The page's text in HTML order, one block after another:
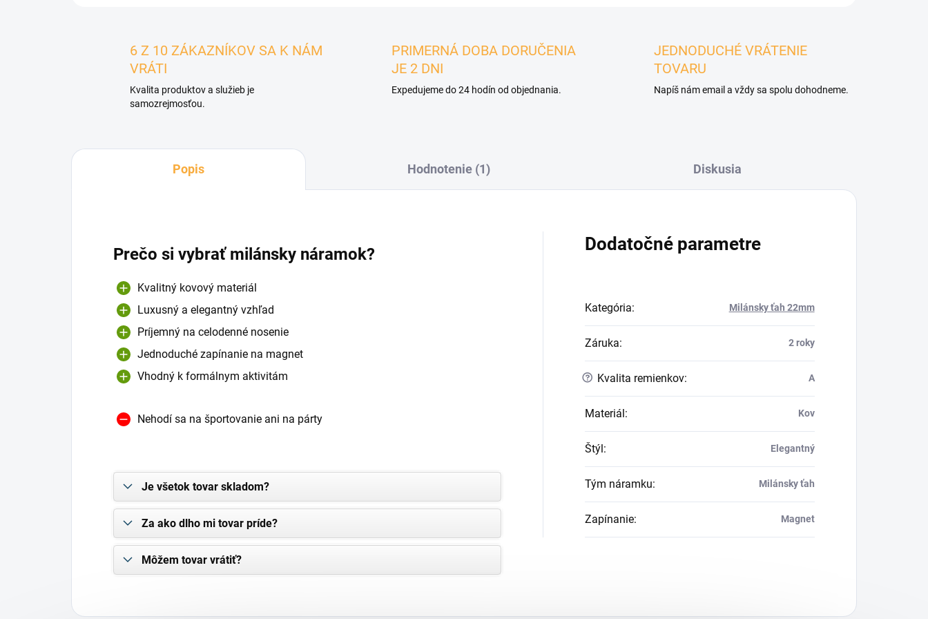
6 Z 10 ZÁKAZNÍKOV SA K NÁM
VRÁTI
Kvalita produktov a služieb je
samozrejmosťou.
PRIMERNÁ DOBA DORUČENIA
JE 2 DNI
Expedujeme do 24 hodín od objednania.
JEDNODUCHÉ VRÁTENIE
TOVARU
Napíš nám email a vždy sa spolu dohodneme.
Popis Hodnotenie (1) Diskusia
Prečo si vybrať milánsky náramok?
Kvalitný kovový materiál
Luxusný a elegantný vzhľad
Príjemný na celodenné nosenie
Jednoduché zapínanie na magnet
Vhodný k formálnym aktivitám
Nehodí sa na športovanie ani na párty
Je všetok tovar skladom?
Za ako dlho mi tovar príde?
Môžem tovar vrátiť?
Dodatočné parametre
Kategória: Milánsky ťah 22mm
Záruka: 2 roky
? Kvalita remienkov: A
Materiál: Kov
Štýl: Elegantný
Tým náramku: Milánsky ťah
Zapínanie: Magnet